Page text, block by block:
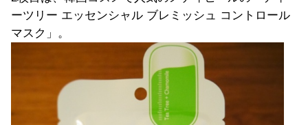
ーツリー エッセンシャル ブレミッシュ コントロール
マスク」。